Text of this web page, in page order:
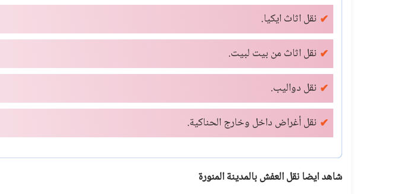
نقل اثاث ايكيا.
نقل اثاث من بيت لبيت.
نقل دواليب.
نقل أغراض داخل وخارج الحناكية.
شاهد ايضانقل العفش بالمدينة المنورة